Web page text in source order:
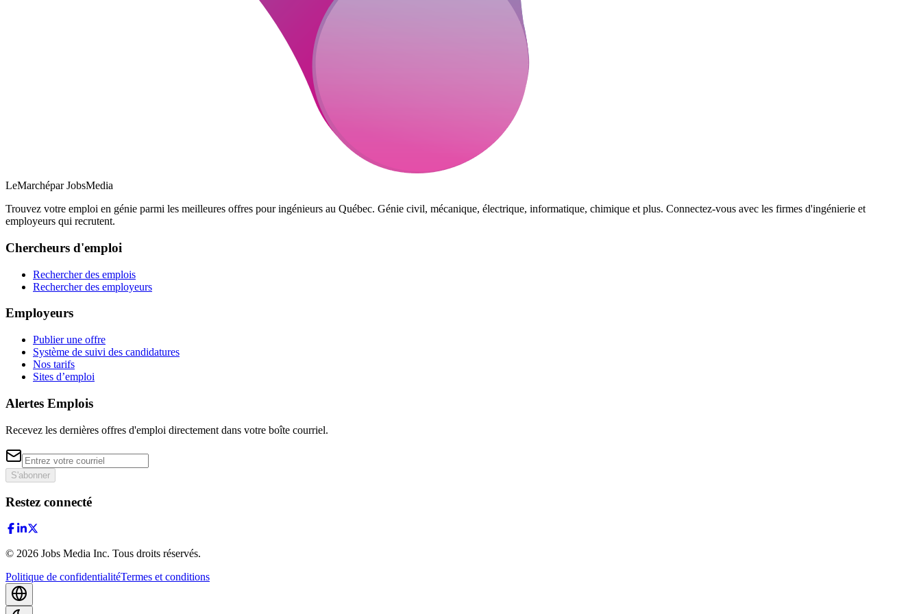
LeMarchépar JobsMedia
Trouvez votre emploi en génie parmi les meilleures offres pour ingénieurs au Québec. Génie civil, mécanique, électrique, informatique, chimique et plus. Connectez-vous avec les firmes d'ingénierie et
employeurs qui recrutent.
Chercheurs d'emploi
Rechercher des emplois
Rechercher des employeurs
Employeurs
Publier une offre
Système de suivi des candidatures
Nos tarifs
Sites d’emploi
Alertes Emplois
Recevez les dernières offres d'emploi directement dans votre boîte courriel.
S'abonner
Restez connecté
© 2026 Jobs Media Inc. Tous droits réservés.
Politique de confidentialitéTermes et conditions